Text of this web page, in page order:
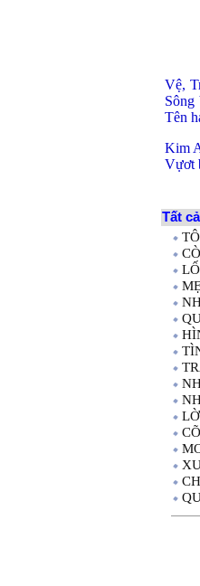
Vệ,
Sông
Tên
Kim
Vựơt
Tất